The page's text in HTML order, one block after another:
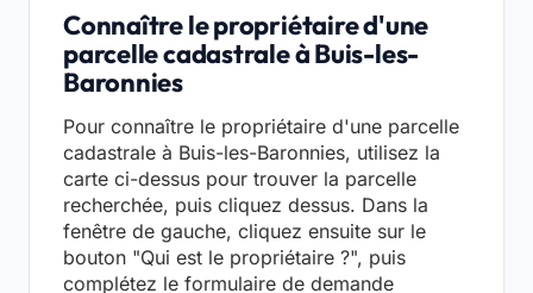
Connaître le propriétaire d'une
parcelle cadastrale à Buis-les-
Baronnies
Pour connaître le propriétaire d'une parcelle
cadastrale à Buis-les-Baronnies, utilisez la
carte ci-dessus pour trouver la parcelle
recherchée, puis cliquez dessus. Dans la
fenêtre de gauche, cliquez ensuite sur le
bouton "Qui est le propriétaire ?", puis
complétez le formulaire de demande